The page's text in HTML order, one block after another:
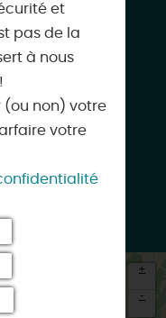
+
-
et
pas de la
à nous
(ou non) votre
votre